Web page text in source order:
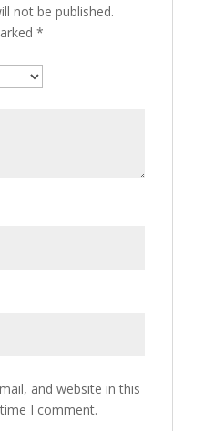
not be published.
*
and website in this
I comment.